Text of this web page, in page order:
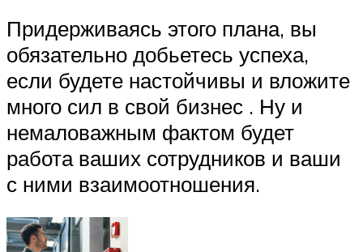
Придерживаясь этого плана, вы
обязательно добьетесь успеха,
если будете настойчивы и вложите
много сил в свой бизнес . Ну и
немаловажным фактом будет
работа ваших сотрудников и ваши
с ними взаимоотношения.